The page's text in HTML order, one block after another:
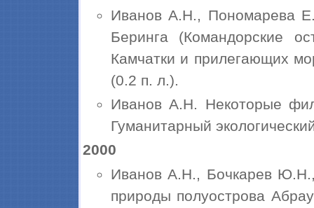
Иванов А.Н., Пономарева
Беринга (Командорские
Камчатки и прилегающих
(0.2 п. л.).
Иванов А.Н. Некоторые
Гуманитарный
2000
Иванов А.Н., Бочкарев
природы полуострова